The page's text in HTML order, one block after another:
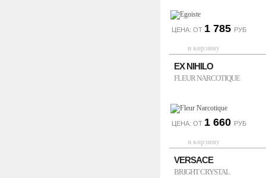
ЦЕНА: ОТ 1 785 РУБ
EX NIHILO
FLEUR NARCOTIQUE
ЦЕНА: ОТ 1 660 РУБ
VERSACE
BRIGHT CRYSTAL